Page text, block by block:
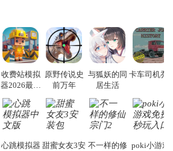
收费站模拟
器2026最新
原野传说史
前万年
与狐妖的同
居生活
卡车司机乔3
心跳模拟器 甜蜜女友3安 不一样的修 poki小游戏